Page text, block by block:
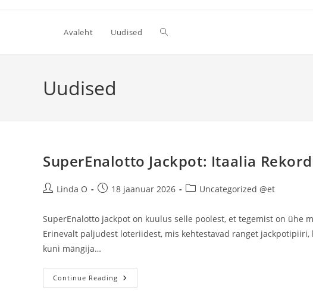
Avaleht Uudised Toggle
Uudised
SuperEnalotto Jackpot: Itaalia
PostLinda O
Post18 jaanuar 2026
PostUncategorized @et
SuperEnalotto jackpot on kuulus selle poolest, et tegemist on ühe
Erinevalt paljudest loteriidest, mis kehtestavad ranget
kuni mängija…
Continue Reading SuperEnalotto
Jackpot: